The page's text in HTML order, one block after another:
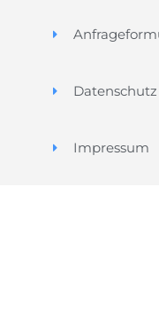
Datenschutz
Impressum